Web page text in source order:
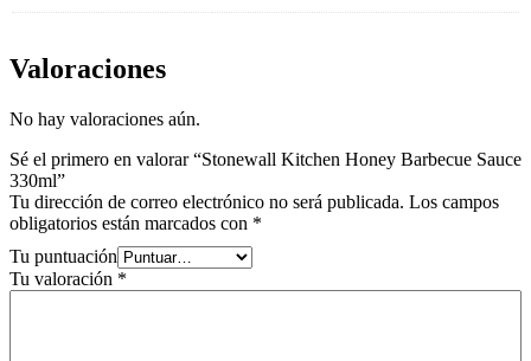
Valoraciones
No hay valoraciones aún.
Sé el primero en valorar “Stonewall Kitchen Honey Barbecue Sauce
330ml”
Tu dirección de correo electrónico no será publicada. Los campos
obligatorios están marcados con *
Tu puntuación
Tu valoración *